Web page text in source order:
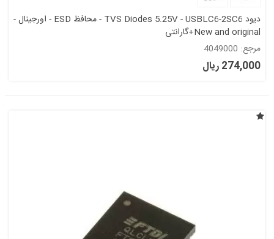
دیود TVS Diodes 5.25V - USBLC6-2SC6 - محافظ ESD - اورجینال -
New and original+گارانتی
مرجع: 4049000
274,000 ریال